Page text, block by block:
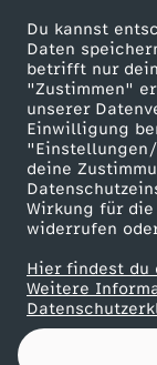
Du kannst
Daten
betrifft nur
"Zustimmen"
unserer
Einwilligung
deine
Wirkung für
widerrufen
Hier findest du
Weitere
ZDF goes Schule
Werbefernsehen
Mainzelmännchen
Partner